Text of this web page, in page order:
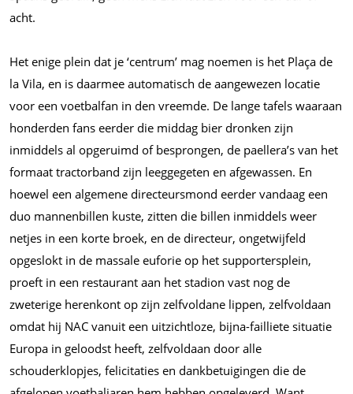
acht.
Het enige plein dat je ‘centrum’ mag noemen is het Plaça de
la Vila, en is daarmee automatisch de aangewezen locatie
voor een voetbalfan in den vreemde. De lange tafels waaraan
honderden fans eerder die middag bier dronken zijn
inmiddels al opgeruimd of besprongen, de paellera’s van het
formaat tractorband zijn leeggegeten en afgewassen. En
hoewel een algemene directeursmond eerder vandaag een
duo mannenbillen kuste, zitten die billen inmiddels weer
netjes in een korte broek, en de directeur, ongetwijfeld
opgeslokt in de massale euforie op het supportersplein,
proeft in een restaurant aan het stadion vast nog de
zweterige herenkont op zijn zelfvoldane lippen, zelfvoldaan
omdat hij NAC vanuit een uitzichtloze, bijna-failliete situatie
Europa in geloodst heeft, zelfvoldaan door alle
schouderklopjes, felicitaties en dankbetuigingen die de